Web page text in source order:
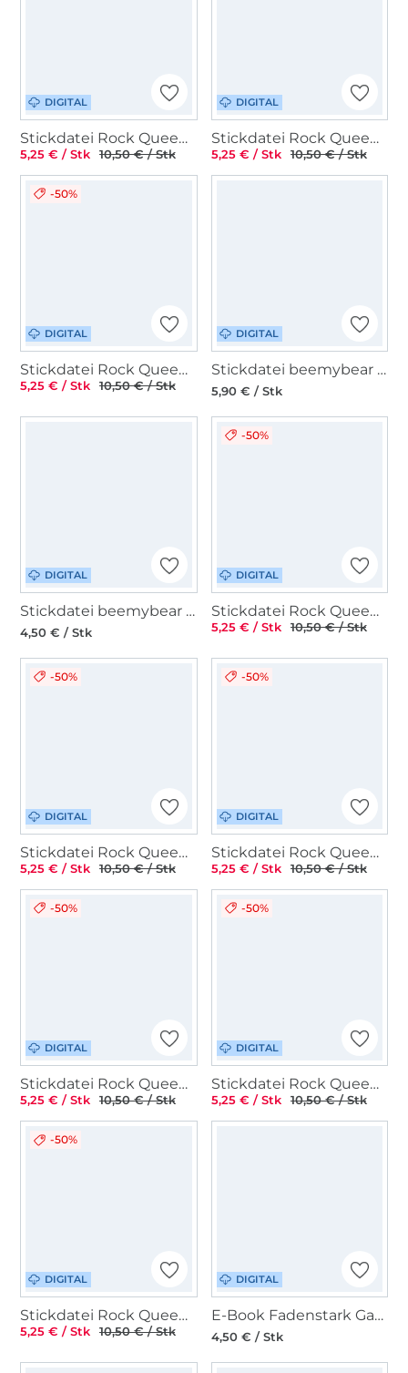
DIGITAL
Stickdatei Rock Queen Fußball
5,25 € / Stk 10,50 € / Stk
DIGITAL
Stickdatei Rock Queen Piraten Applikations-Set
5,25 € / Stk 10,50 € / Stk
DIGITAL
-50%
Stickdatei Rock Queen Giga-Set Adventskalender to go
5,25 € / Stk 10,50 € / Stk
DIGITAL
Stickdatei beemybear Glücksschweinchen Redwork
5,90 € / Stk
DIGITAL
Stickdatei beemybear Mistelzweig
4,50 € / Stk
DIGITAL
-50%
Stickdatei Rock Queen Wichtel
5,25 € / Stk 10,50 € / Stk
DIGITAL
-50%
Stickdatei Rock Queen Wohnwagen
5,25 € / Stk 10,50 € / Stk
DIGITAL
-50%
Stickdatei Rock Queen Ringe Hochzeit
5,25 € / Stk 10,50 € / Stk
DIGITAL
-50%
Stickdatei Rock Queen Mondphasen
5,25 € / Stk 10,50 € / Stk
DIGITAL
-50%
Stickdatei Rock Queen Katzen
5,25 € / Stk 10,50 € / Stk
DIGITAL
-50%
Stickdatei Rock Queen Hasen
5,25 € / Stk 10,50 € / Stk
DIGITAL
E-Book Fadenstark Gans Giesela
4,50 € / Stk